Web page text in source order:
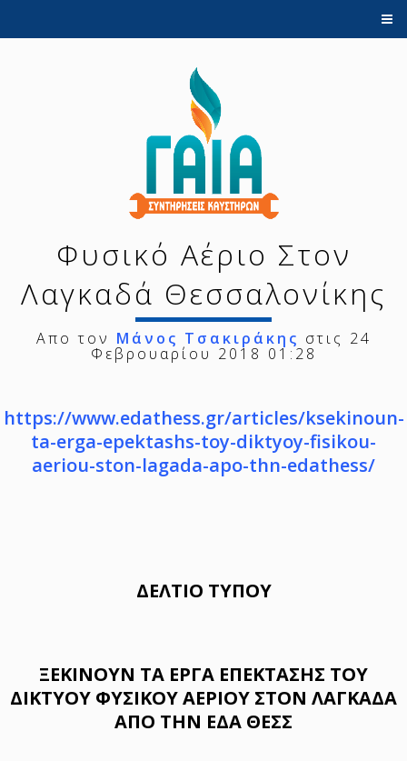
Φυσικό Αέριο Στον
Λαγκαδά Θεσσαλονίκης
Απο τον Μάνος Τσακιράκης στις 24
Φεβρουαρίου 2018 01:28
https://www.edathess.gr/articles/ksekinoun-
ta-erga-epektashs-toy-diktyoy-fisikou-
aeriou-ston-lagada-apo-thn-edathess/
ΔΕΛΤΙΟ ΤΥΠΟΥ
ΞΕΚΙΝΟΥΝ ΤΑ ΕΡΓΑ ΕΠΕΚΤΑΣΗΣ ΤΟΥ
ΔΙΚΤΥΟΥ ΦΥΣΙΚΟΥ ΑΕΡΙΟΥ ΣΤΟΝ ΛΑΓΚΑΔΑ
ΑΠΟ ΤΗΝ ΕΔΑ ΘΕΣΣ